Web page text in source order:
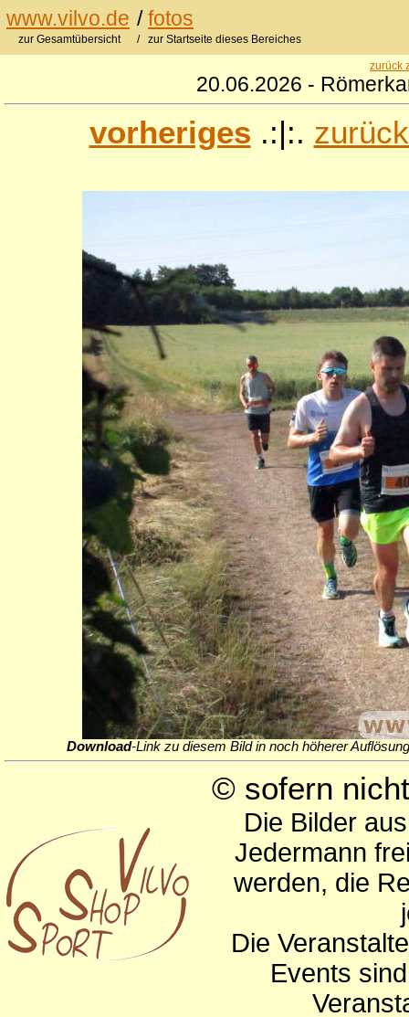
www.vilvo.de /fotos
zur Gesamtübersicht / zur Startseite dieses Bereiches
zurück
20.06.2026 -
vorheriges .:|:.
Download-Link zu diesem Bild in noch höherer
© sofern
Die Bilder
Jedermann
werden, die
Die
Events